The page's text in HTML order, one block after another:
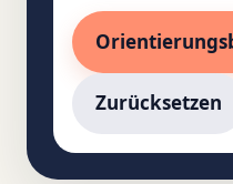
Zurücksetzen